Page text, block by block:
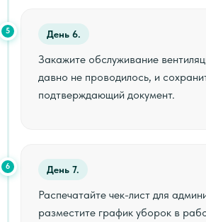
5 День 6.
Закажите обслуживание
давно не проводилось, и
подтверждающий документ.
6 День 7.
Распечатайте чек-лист для
разместите график уборок в